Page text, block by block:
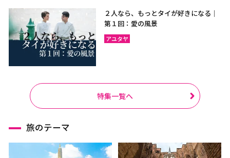
２人なら、もっとタイが好きになる｜
第１回：愛の風景
アユタヤ
特集一覧へ
旅のテーマ